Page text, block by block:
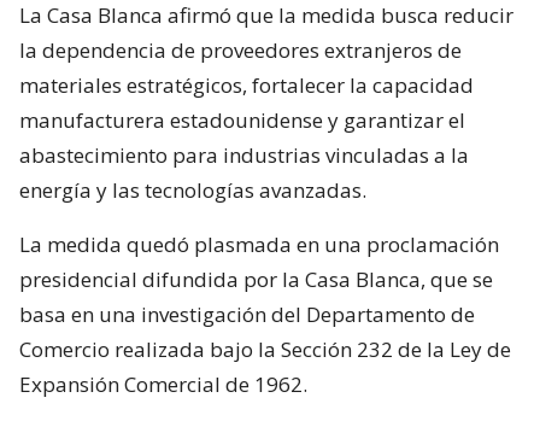
La Casa Blanca afirmó que la medida busca reducir
la dependencia de proveedores extranjeros de
materiales estratégicos, fortalecer la capacidad
manufacturera estadounidense y garantizar el
abastecimiento para industrias vinculadas a la
energía y las tecnologías avanzadas.
La medida quedó plasmada en una proclamación
presidencial difundida por la Casa Blanca, que se
basa en una investigación del Departamento de
Comercio realizada bajo la Sección 232 de la Ley de
Expansión Comercial de 1962.